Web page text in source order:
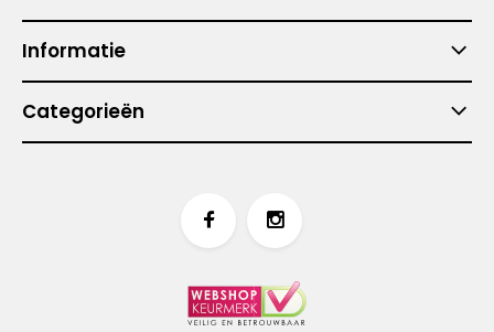
Informatie
Categorieën